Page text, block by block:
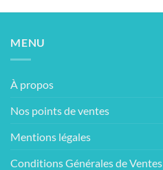
MENU
À propos
Nos points de ventes
Mentions légales
Conditions Générales de Ventes